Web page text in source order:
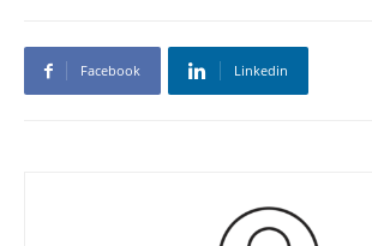
Facebook Linkedin